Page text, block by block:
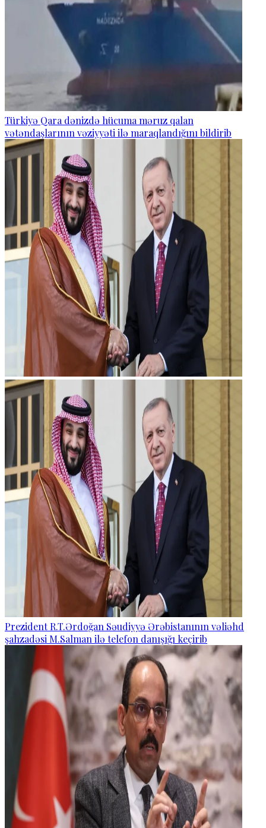
Türkiyə Qara dənizdə hücuma məruz qalan
vətəndaşlarının vəziyyəti ilə maraqlandığını bildirib
Prezident R.T.Ərdoğan Səudiyyə Ərəbistanının vəliəhd
şahzadəsi M.Salman ilə telefon danışığı keçirib